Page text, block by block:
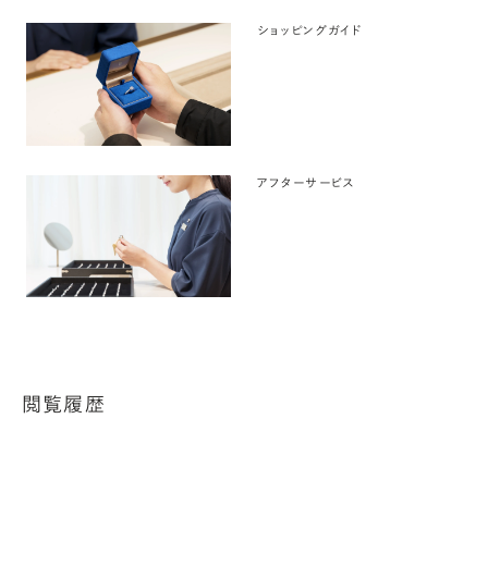
ショッピングガイド
アフターサービス
閲覧履歴